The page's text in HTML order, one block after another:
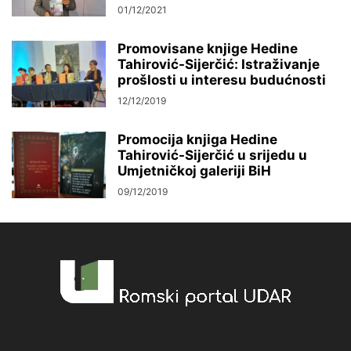
01/12/2021
Promovisane knjige Hedine
Tahirović-Sijerčić: Istraživanje
prošlosti u interesu budućnosti
12/12/2019
Promocija knjiga Hedine
Tahirović-Sijerčić u srijedu u
Umjetničkoj galeriji BiH
09/12/2019